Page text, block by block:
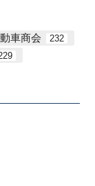
車商会 232